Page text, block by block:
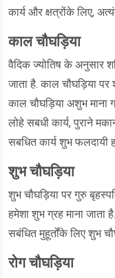
कार्य और क्षत्रोंके लिए,
काल चौघड़िया
वैदिक ज्योतिष के अनुसार
जाता है. काल चौघड़िया पर
काल चौघड़िया अशुभ माना
लोहे सबधी कार्य, पुराने
सबधित कार्य शुभ फलदायी
शुभ चौघड़िया
शुभ चौघड़िया पर गुरु
हमेशा शुभ ग्रह माना जाता
सबंधित मुहूर्तोंके लिए शुभ
रोग चौघड़िया